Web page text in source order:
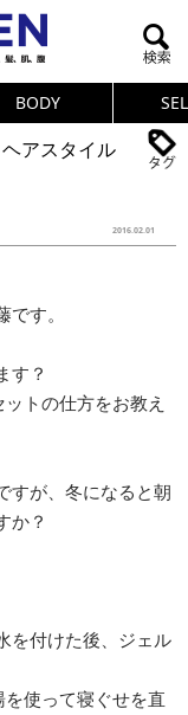
BODY
ヘアスタイル
肉
女の本音
メタボ
2016.02.01
す。
す？
トの仕方をお教え
すが、冬になると朝
か？
を付けた後、ジェル
使って寝ぐせを直